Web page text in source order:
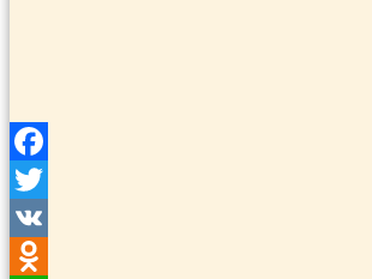
Facebook
Twitter
VK